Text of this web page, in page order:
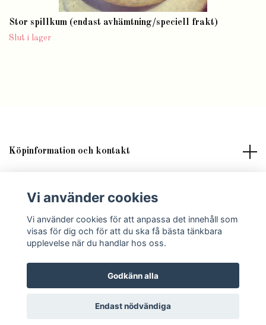
Stor spillkum (endast avhämtning/speciell frakt)
Slut i lager
Köpinformation och kontakt
Sociala medier
© 2026 Lilla Fröken Fröjd
Vi använder cookies
Vi använder cookies för att anpassa det innehåll som
visas för dig och för att du ska få bästa tänkbara
upplevelse när du handlar hos oss.
Godkänn alla
Endast nödvändiga